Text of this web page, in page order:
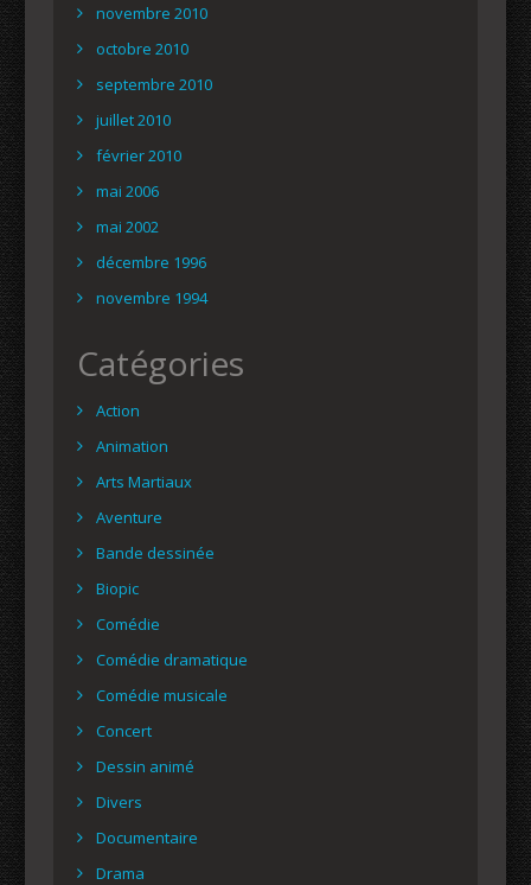
novembre 2010
octobre 2010
septembre 2010
juillet 2010
février 2010
mai 2006
mai 2002
décembre 1996
novembre 1994
Catégories
Action
Animation
Arts Martiaux
Aventure
Bande dessinée
Biopic
Comédie
Comédie dramatique
Comédie musicale
Concert
Dessin animé
Divers
Documentaire
Drama